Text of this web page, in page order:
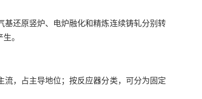
还原竖炉、电炉融化和精炼连续铸轧分别转
。
，占主导地位；按反应器分类，可分为固定